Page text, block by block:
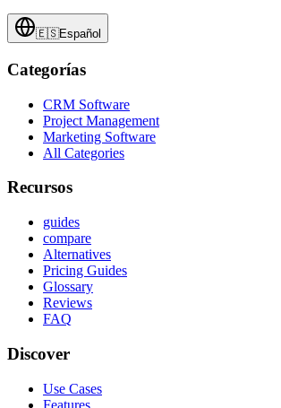
🇪🇸Español
Categorías
CRM Software
Project Management
Marketing Software
All Categories
Recursos
guides
compare
Alternatives
Pricing Guides
Glossary
Reviews
FAQ
Discover
Use Cases
Features